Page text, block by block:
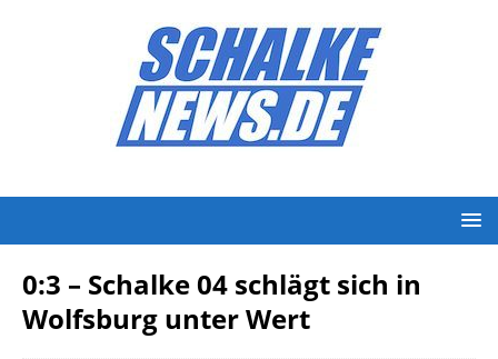
0:3 – Schalke 04 schlägt sich in
Wolfsburg unter Wert